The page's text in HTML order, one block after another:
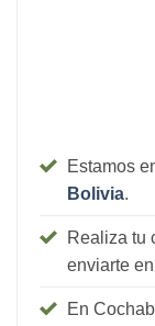
Estamos
Bolivia.
Realiza tu
enviarte
En